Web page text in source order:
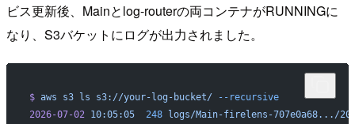
ビス更新後、Mainとlog-routerの両コンテナがRUNNINGに
なり、S3バケットにログが出力されました。
$ aws s3 ls s3://your-log-bucket/ --recursive
2026-07-02 10:05:05
  248
logs/Main-firelens-707e0a68.../